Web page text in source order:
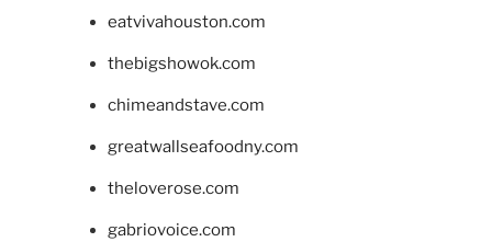
eatvivahouston.com
thebigshowok.com
chimeandstave.com
greatwallseafoodny.com
theloverose.com
gabriovoice.com